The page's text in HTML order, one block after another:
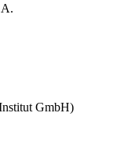
GmbH)